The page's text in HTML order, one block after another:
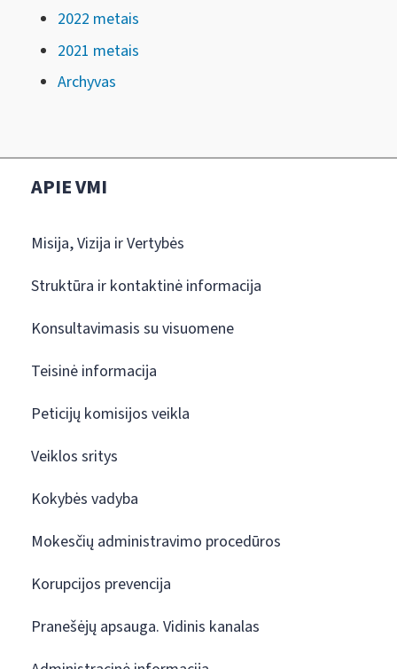
2022 metais
2021 metais
Archyvas
APIE VMI
Misija, Vizija ir Vertybės
Struktūra ir kontaktinė informacija
Konsultavimasis su visuomene
Teisinė informacija
Peticijų komisijos veikla
Veiklos sritys
Kokybės vadyba
Mokesčių administravimo procedūros
Korupcijos prevencija
Pranešėjų apsauga. Vidinis kanalas